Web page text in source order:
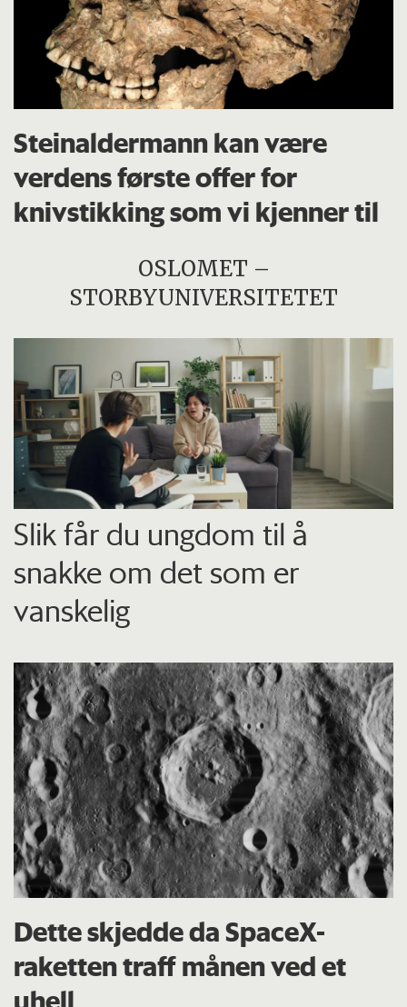
Steinaldermann kan være
verdens første offer for
knivstikking som vi kjenner til
OSLOMET –
STORBYUNIVERSITETET
Slik får du ungdom til å
snakke om det som er
vanskelig
Dette skjedde da SpaceX-
raketten traff månen ved et
uhell